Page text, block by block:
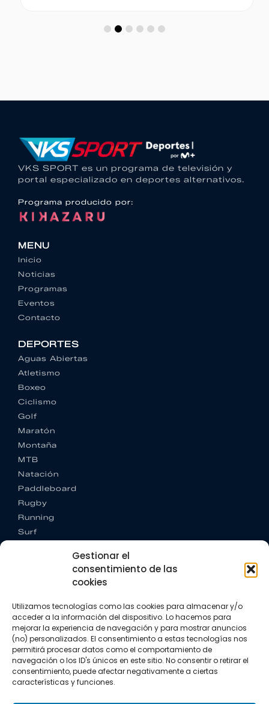
Gestionar el
consentimiento de las
cookies
Utilizamos tecnologías como las cookies para almacenar y/o
acceder a la información del dispositivo. Lo hacemos para
mejorar la experiencia de navegación y para mostrar anuncios
(no) personalizados. El consentimiento a estas tecnologías nos
permitirá procesar datos como el comportamiento de
navegación o los ID's únicos en este sitio. No consentir o retirar el
consentimiento, puede afectar negativamente a ciertas
características y funciones.
VKS SPORT es un programa de televisión y
portal especializado en deportes alternativos.
Programa producido por:
MENU
Inicio
Noticias
Programas
Eventos
Contacto
DEPORTES
Aguas Abiertas
Atletismo
Boxeo
Ciclismo
Golf
Maratón
Montaña
MTB
Natación
Paddleboard
Rugby
Running
Surf
CONTACTO
+34 662 342 177
info@vkssport.com
SÍGUENOS